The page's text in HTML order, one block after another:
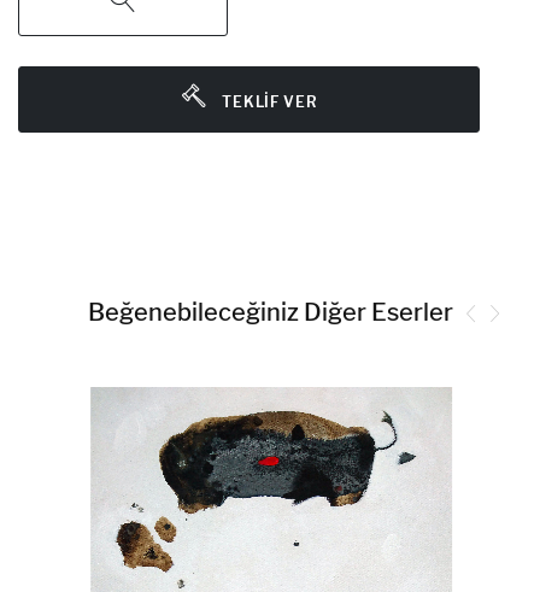
TEKLIF VER
Beğenebileceğiniz Diğer Eserler